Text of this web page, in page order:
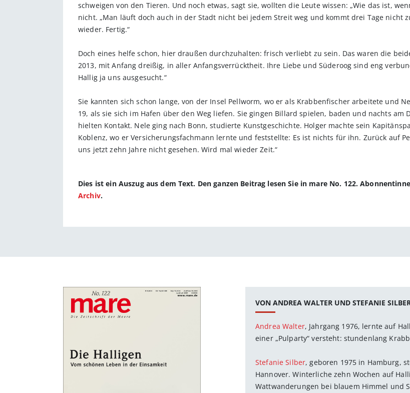
schweigen von den Tieren. Und noch etwas, sagt sie, wollten die Leute wissen: „Wie das ist,
nicht. „Man läuft doch auch in der Stadt nicht bei jedem Streit weg und kommt drei Tage nicht
wieder. Fertig.“
Doch eines helfe schon, hier draußen durchzuhalten: frisch verliebt zu sein. Das waren die
2013, mit Anfang dreißig, in aller Anfangsverrücktheit. Ihre Liebe und Süderoog sind eng
Hallig ja uns ausgesucht.“
Sie kannten sich schon lange, von der Insel Pellworm, wo er als Krabbenfischer arbeitete und
19, als sie sich im Hafen über den Weg liefen. Sie gingen Billard spielen, baden und nachts am
hielten Kontakt. Nele ging nach Bonn, studierte Kunstgeschichte. Holger machte sein
Koblenz, wo er Versicherungsfachmann lernte und feststellte: Es ist nichts für ihn. Zurück auf
uns jetzt zehn Jahre nicht gesehen. Wird mal wieder Zeit.“
Dies ist ein Auszug aus dem Text. Den ganzen Beitrag lesen Sie in mare No. 122.
Archiv.
VON ANDREA WALTER UND STEFANIE
Andrea Walter, Jahrgang 1976, lernte auf
einer „Pulparty“ versteht: stundenlang
Stefanie Silber, geboren 1975 in Hamburg,
Hannover. Winterliche zehn Wochen auf
Wattwanderungen bei blauem Himmel und